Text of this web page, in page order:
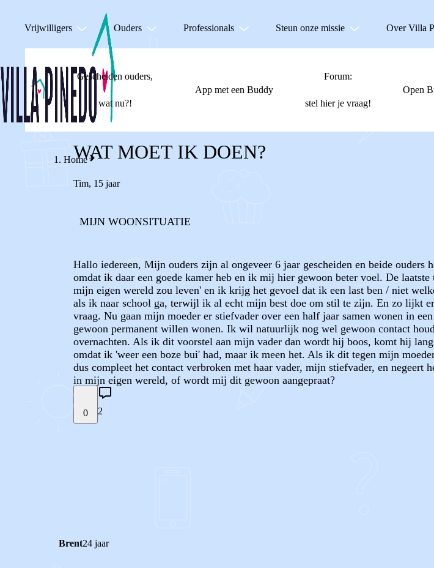
Vrijwilligers Ouders Professionals Steun onze missie Over Villa
Gescheiden ouders,
wat nu?!
App met een Buddy
Forum:
stel hier je vraag!
Open
Home
WAT MOET IK DOEN?
Tim, 15 jaar
MIJN WOONSITUATIE
Hallo iedereen, Mijn ouders zijn al ongeveer 6 jaar gescheiden en beide
omdat ik daar een goede kamer heb en ik mij hier gewoon beter voel. De
mijn eigen wereld zou leven' en ik krijg het gevoel dat ik een last ben / niet
als ik naar school ga, terwijl ik al echt mijn best doe om stil te zijn. En zo lijkt
vraag. Nu gaan mijn moeder er stiefvader over een half jaar samen wonen in
gewoon permanent willen wonen. Ik wil natuurlijk nog wel gewoon contact
overnachten. Als ik dit voorstel aan mijn vader dan wordt hij boos, komt hij
omdat ik 'weer een boze bui' had, maar ik meen het. Als ik dit tegen mijn
dus compleet het contact verbroken met haar vader, mijn stiefvader, en
in mijn eigen wereld, of wordt mij dit gewoon aangepraat?
0 2
Brent24 jaar